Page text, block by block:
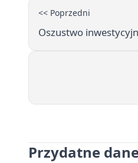
<< Poprzedni
Oszustwo
Przydatne